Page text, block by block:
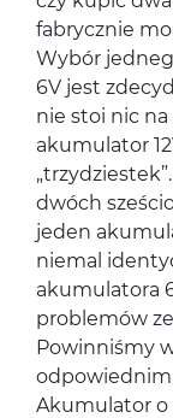
fabrycznie
Wybór
6V jest
nie stoi nic
akumulator
dwóch
jeden
niemal
akumulatora
problemów
Powinniśmy
Akumulator o